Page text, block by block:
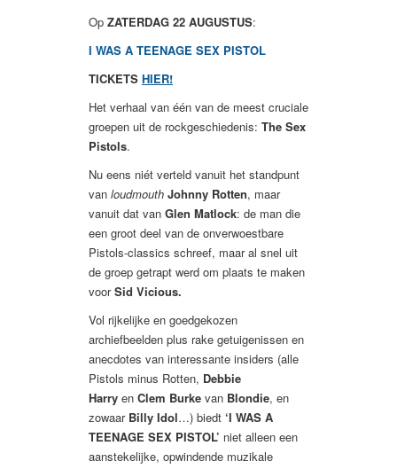
Op ZATERDAG 22 AUGUSTUS:
I WAS A TEENAGE SEX PISTOL
TICKETS HIER!
Het verhaal van één van de meest cruciale
groepen uit de rockgeschiedenis: The Sex
Pistols.
Nu eens niét verteld vanuit het standpunt
van loudmouth Johnny Rotten, maar
vanuit dat van Glen Matlock: de man die
een groot deel van de onverwoestbare
Pistols-classics schreef, maar al snel uit
de groep getrapt werd om plaats te maken
voorSid Vicious.
Vol rijkelijke en goedgekozen
archiefbeelden plus rake getuigenissen en
anecdotes van interessante insiders (alle
Pistols minus Rotten, Debbie
Harry en Clem Burke van Blondie, en
zowaar Billy Idol…) biedt ‘I WAS A
TEENAGE SEX PISTOL’ niet alleen een
aanstekelijke, opwindende muzikale